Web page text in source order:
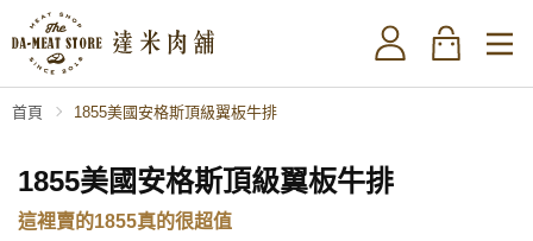
首頁 1855美國安格斯頂級翼板牛排
1855美國安格斯頂級翼板牛排
這裡賣的1855真的很超值